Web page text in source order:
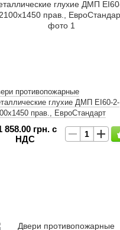
противопожарные
глухие ДМП ЕІ60-2-
прав., ЕвроСтандарт
858.00 грн. с
НДС